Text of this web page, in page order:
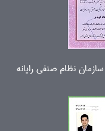
نظام صنفی رایانه